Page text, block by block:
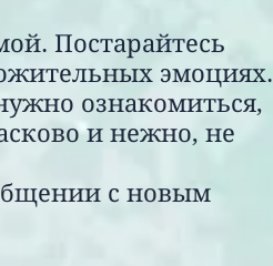
Постарайтесь
эмоциях.
ознакомиться,
и нежно, не
с новым